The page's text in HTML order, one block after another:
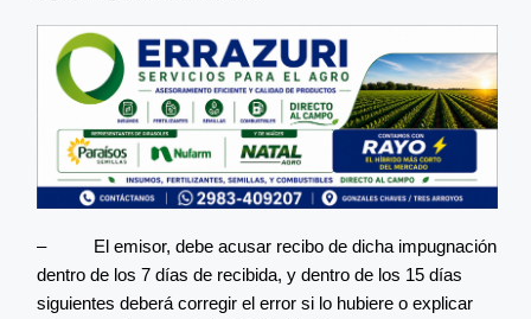
– El emisor, debe acusar recibo de dicha impugnación
dentro de los 7 días de recibida, y dentro de los 15 días
siguientes deberá corregir el error si lo hubiere o explicar